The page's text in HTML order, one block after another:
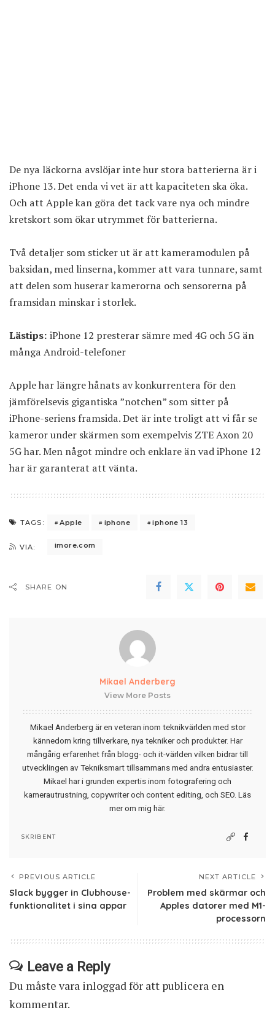
De nya läckorna avslöjar inte hur stora batterierna är i
iPhone 13. Det enda vi vet är att kapaciteten ska öka.
Och att Apple kan göra det tack vare nya och mindre
kretskort som ökar utrymmet för batterierna.
Två detaljer som sticker ut är att kameramodulen på
baksidan, med linserna, kommer att vara tunnare, samt
att delen som huserar kamerorna och sensorerna på
framsidan minskar i storlek.
Lästips: iPhone 12 presterar sämre med 4G och 5G än
många Android-telefoner
Apple har längre hånats av konkurrentera för den
jämförelsevis gigantiska ”notchen” som sitter på
iPhone-seriens framsida. Det är inte troligt att vi får se
kameror under skärmen som exempelvis ZTE Axon 20
5G har. Men något mindre och enklare än vad iPhone 12
har är garanterat att vänta.
TAGS: Apple iphone iphone 13
VIA: imore.com
SHARE ON
Mikael Anderberg
View More Posts
Mikael Anderberg är en veteran inom teknikvärlden med stor
kännedom kring tillverkare, nya tekniker och produkter. Har
mångårig erfarenhet från blogg- och it-världen vilken bidrar till
utvecklingen av Tekniksmart tillsammans med andra entusiaster.
Mikael har i grunden expertis inom fotografering och
kamerautrustning, copywriter och content editing, och SEO. Läs
mer om mig här.
SKRIBENT
PREVIOUS ARTICLE
Slack bygger in Clubhouse-
funktionalitet i sina appar
NEXT ARTICLE
Problem med skärmar och
Apples datorer med M1-
processorn
Leave a Reply
Du måste vara inloggadför att publicera en
kommentar.